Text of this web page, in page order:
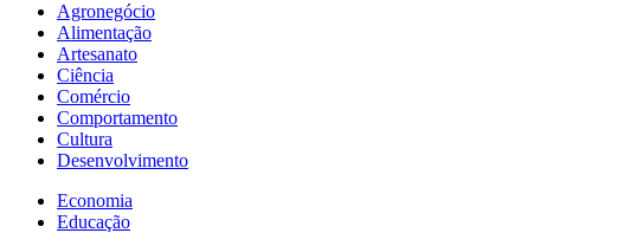
Agronegócio
Alimentação
Artesanato
Ciência
Comércio
Comportamento
Cultura
Desenvolvimento
Economia
Educação